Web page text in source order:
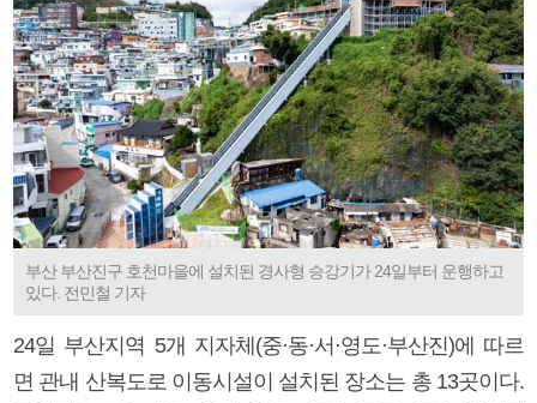
부산 부산진구 호천마을에 설치된 경사형 승강기가 24일부터 운행하고
있다. 전민철 기자
24일 부산지역 5개 지자체(중·동·서·영도·부산진)에 따르
면 관내 산복도로 이동시설이 설치된 장소는 총 13곳이다.